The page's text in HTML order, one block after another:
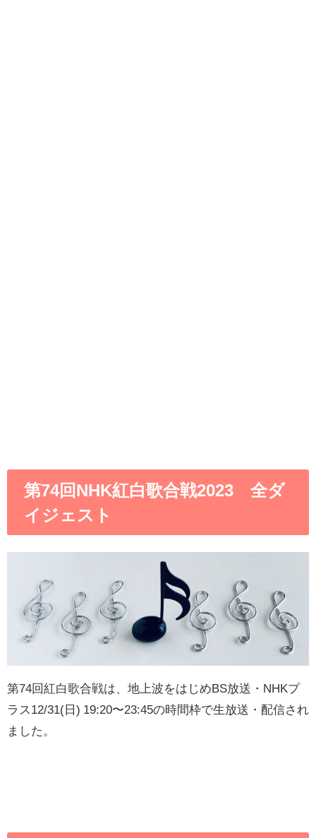
第74回NHK紅白歌合戦2023 全ダ
イジェスト
第74回紅白歌合戦は、地上波をはじめBS放送・NHKプ
ラス 12/31(日) 19:20〜23:45の時間枠で生放送・配信され
ました。